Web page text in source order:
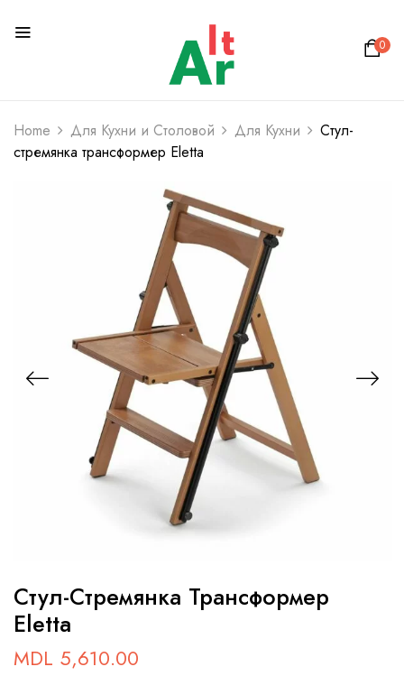
0
Home Для Кухни и Столовой Для Кухни
Стул-
стремянка трансформер Eletta
Стул-Стремянка Трансформер
Eletta
MDL 5,610.00